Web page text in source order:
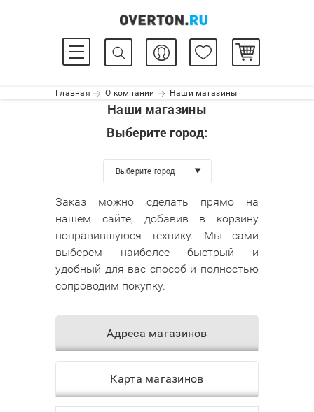
Главная О компании Наши магазины
Наши магазины
Выберите город:
Выберите город
Заказ можно сделать прямо на
нашем сайте, добавив в корзину
понравившуюся технику. Мы сами
выберем наиболее быстрый и
удобный для вас способ и полностью
сопроводим покупку.
Адреса магазинов
Карта магазинов